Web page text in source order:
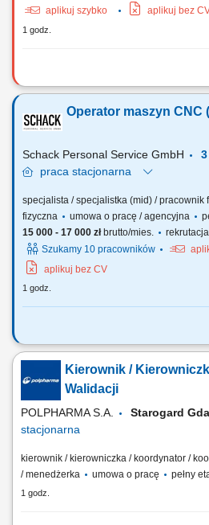
aplikuj szybko
aplikuj bez
1 godz.
Aktywna obsługa klienta i profesjonalne
sprzedażowych. Dbanie o estetyczny
towarów w punkcie sprzedaży. Obsługa
Operator maszyn CNC
Schack Personal Service GmbH
praca stacjonarna
specjalista / specjalistka (mid) / pracownik
fizyczna
umowa o pracę / agencyjna
15 000 - 17 000 złbrutto/mies.
Szukamy 10 pracowników
aplikuj bez CV
1 godz.
Opis stanowiska: Samodzielna obsługa i
CNC (tokarek i frezarek). Ustawianie
monitorowanie procesu produkcji.
elementów zgodnie z rysunkiem
bieżących korekt i drobnych prac...
Kierownik /
Walidacji
POLPHARMA S.A. Starogard
stacjonarna
kierownik / kierowniczka / koordynator /
/ menedżerka
umowa o pracę pełny
1 godz.